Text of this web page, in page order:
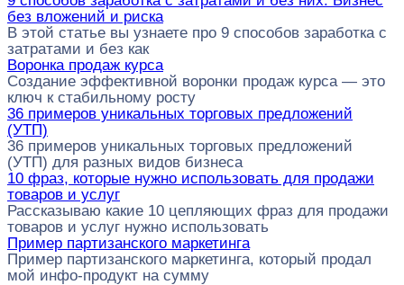
без вложений и риска
В этой статье вы узнаете про 9 способов заработка с
затратами и без как
Воронка продаж курса
Создание эффективной воронки продаж курса — это
ключ к стабильному росту
36 примеров уникальных торговых предложений
(УТП)
36 примеров уникальных торговых предложений
(УТП) для разных видов бизнеса
10 фраз, которые нужно использовать для продажи
товаров и услуг
Рассказываю какие 10 цепляющих фраз для продажи
товаров и услуг нужно использовать
Пример партизанского маркетинга
Пример партизанского маркетинга, который продал
мой инфо-продукт на сумму